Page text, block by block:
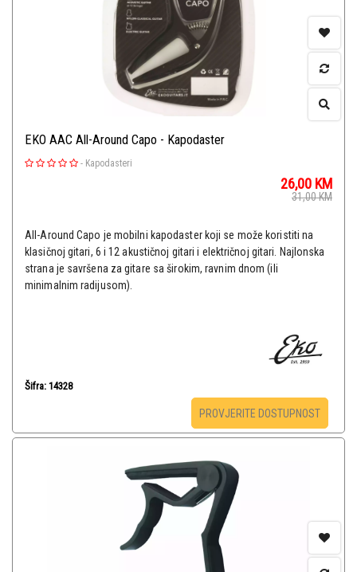
EKO AAC All-Around Capo - Kapodaster
- Kapodasteri
26,00 KM
31,00KM
All-Around Capo je mobilni kapodaster koji se može koristiti na
klasičnoj gitari, 6 i 12 akustičnoj gitari i električnoj gitari. Najlonska
strana je savršena za gitare sa širokim, ravnim dnom (ili
minimalnim radijusom).
Šifra: 14328
PROVJERITE DOSTUPNOST